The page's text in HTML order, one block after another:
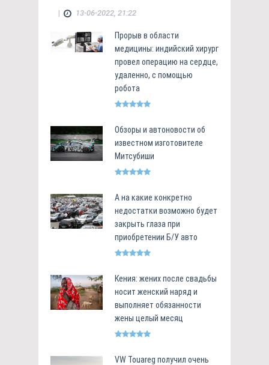
| 13-06-2022, 21:22
Прорыв в области
медицины: индийский хирург
провел операцию на сердце,
удаленно, с помощью
робота
Обзоры и автоновости об
известном изготовителе
Митсубиши
А на какие конкретно
недостатки возможно будет
закрыть глаза при
приобретении Б/У авто
Кения: жених после свадьбы
носит женский наряд и
выполняет обязанности
жены целый месяц
VW Touareg получил очень